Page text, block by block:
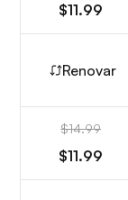
$11.99
Renovar
$14.99
$11.99